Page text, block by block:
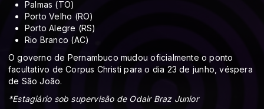
Palmas (TO)
Porto Velho (RO)
Porto Alegre (RS)
Rio Branco (AC)
O governo de Pernambuco mudou oficialmente o ponto
facultativo de Corpus Christi para o dia 23 de junho, véspera
de São João.
*Estagiário sob supervisão de Odair Braz Junior